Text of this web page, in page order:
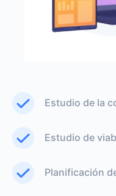
Estudio de la
Estudio de
Planificación